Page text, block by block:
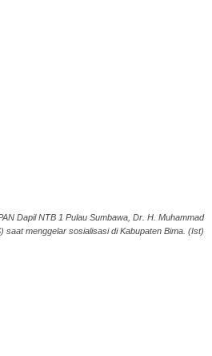
Dapil NTB 1 Pulau Sumbawa, Dr. H. Muhammad
saat menggelar sosialisasi di Kabupaten Bima. (Ist)